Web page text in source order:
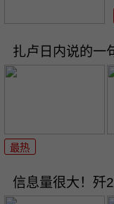
扎卢日内说的一
最热
信息量很大！歼